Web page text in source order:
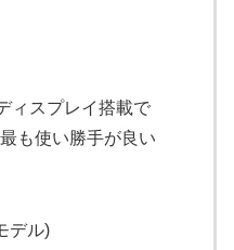
ィスプレイ搭載で
も使い勝手が良い
デル)